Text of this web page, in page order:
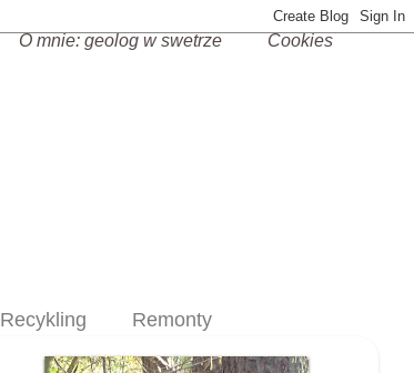
O mnie: geolog w swetrze Cookies
Recykling Remonty